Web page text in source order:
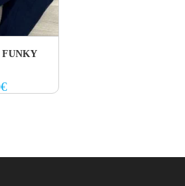
FUNKY
€Current
price